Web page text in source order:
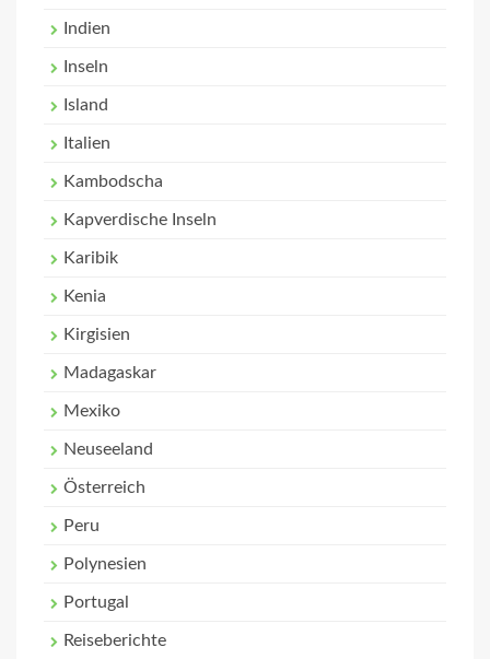
Indien
Inseln
Island
Italien
Kambodscha
Kapverdische Inseln
Karibik
Kenia
Kirgisien
Madagaskar
Mexiko
Neuseeland
Österreich
Peru
Polynesien
Portugal
Reiseberichte